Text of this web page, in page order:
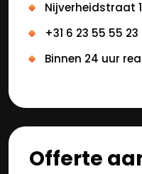
Nijverheidstraat
+31 6 23 55 55 23
Binnen 24 uur
Offerte